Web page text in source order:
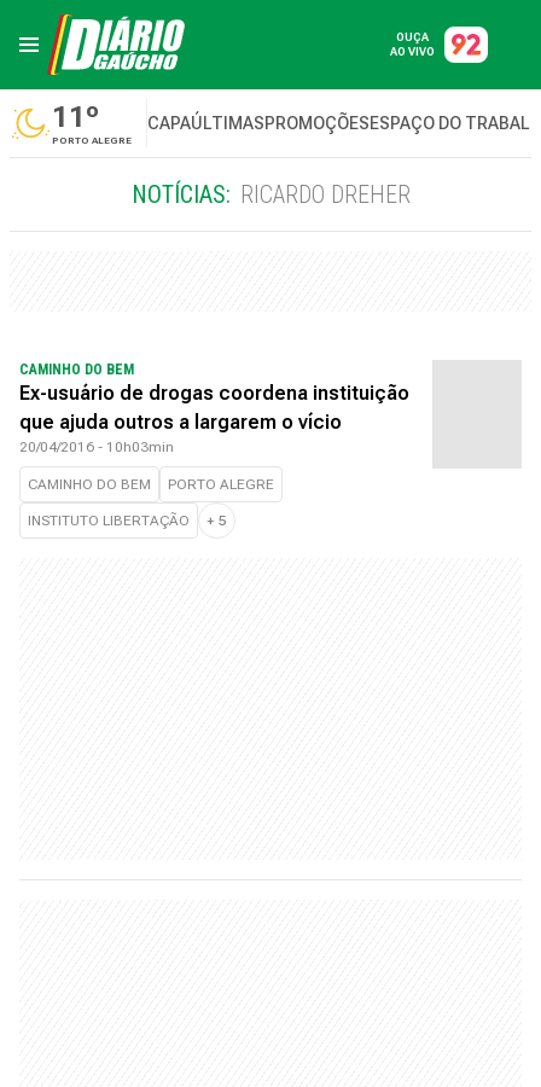
OUÇA
AO VIVO
11º
PORTO ALEGRE
CAPAÚLTIMASPROMOÇÕESESPAÇO DO
NOTÍCIAS: RICARDO DREHER
CAMINHO DO BEM
Ex-usuário de drogas coordena instituição
que ajuda outros a largarem o vício
20/04/2016 - 10h03min
CAMINHO DO BEM PORTO ALEGRE
INSTITUTO LIBERTAÇÃO + 5